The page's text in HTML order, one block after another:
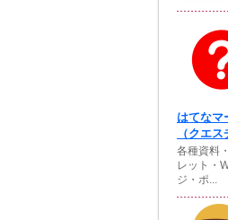
はてなマ
（クエ
各種資料
レット・
ジ・ポ...